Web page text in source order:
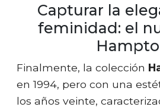
Capturar la
feminidad: el
Finalmente, la colección
en 1994, pero con una
los años veinte,